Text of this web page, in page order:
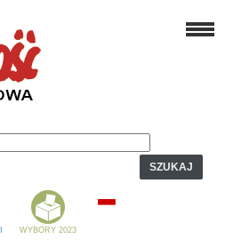
SZUKAJ
WYBORY 2023